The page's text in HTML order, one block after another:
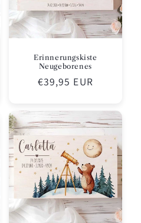
Erinnerungskiste
Neugeborenes
Normaler
€39,95 EUR